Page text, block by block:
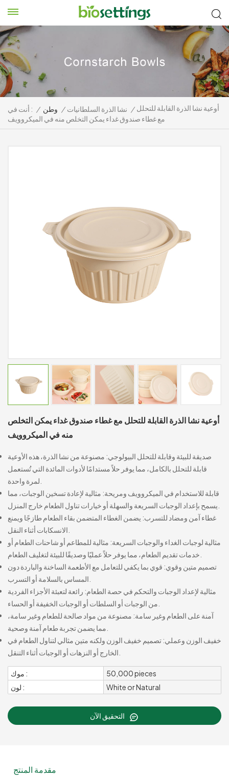
أنت في : / وطن / نشا الذرة السلطانيات / أوعية نشا الذرة القابلة للتحلل
مع غطاء صندوق غداء يمكن التخلص منه في الميكروويف
أوعية نشا الذرة القابلة للتحلل مع غطاء صندوق غداء يمكن التخلص
منه في الميكروويف
صديقة للبيئة وقابلة للتحلل البيولوجي: مصنوعة من نشا الذرة، هذه الأوعية
قابلة للتحلل بالكامل، مما يوفر حلاً مستدامًا لأدوات المائدة التي تُستعمل
قابلة للاستخدام في الميكروويف ومريحة: مثالية لإعادة تسخين الوجبات، مما
غطاء آمن ومضاد للتسرب: يضمن الغطاء المتضمن بقاء الطعام طازجًا ويمنع
مثالية لوجبات الغداء والوجبات السريعة: مثالية للمطاعم أو شاحنات الطعام أو
تصميم متين وقوي: قوي بما يكفي للتعامل مع الأطعمة الساخنة والباردة دون
مثالية لإعداد الوجبات والتحكم في حصة الطعام: رائعة لتعبئة الأجزاء الفردية
آمنة على الطعام وغير سامة: مصنوعة من مواد صالحة للطعام وغير سامة،
خفيف الوزن وعملي: تصميم خفيف الوزن ولكنه متين مثالي لتناول الطعام في
موك :
50,000 pieces
لون :
White or Natural
مقدمة المنتج